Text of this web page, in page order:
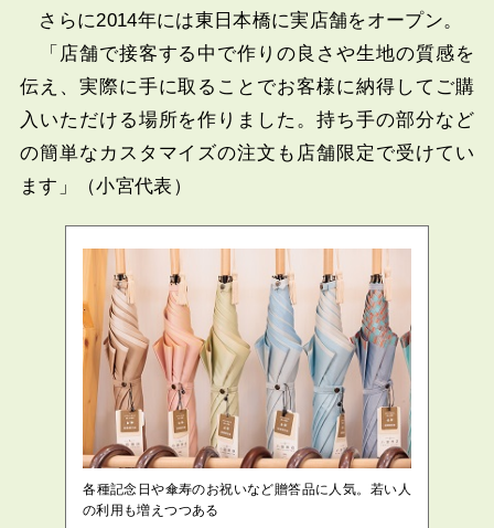
さらに2014年には東日本橋に実店舗をオープン。
「店舗で接客する中で作りの良さや生地の質感を
伝え、実際に手に取ることでお客様に納得してご購
入いただける場所を作りました。持ち手の部分など
の簡単なカスタマイズの注文も店舗限定で受けてい
ます」（小宮代表）
各種記念日や傘寿のお祝いなど贈答品に人気。若い人
の利用も増えつつある